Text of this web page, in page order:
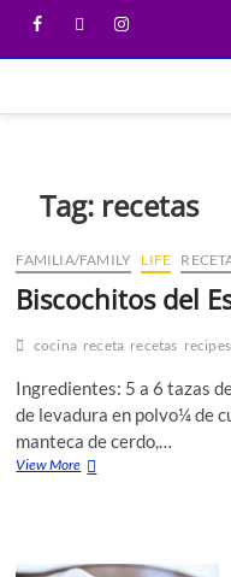
Tag: recetas
FAMILIA/FAMILY LIFE
Biscochitos del
cocina receta recetas recipes
Ingredientes: 5 a 6 tazas
de levadura en polvo¼ de
manteca de cerdo,…
View More